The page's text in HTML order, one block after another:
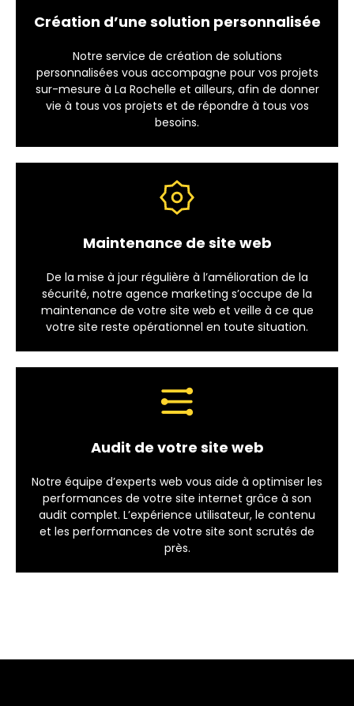
Création d’une solution personnalisée
Notre service de création de solutions
personnalisées vous accompagne pour vos projets
sur-mesure à La Rochelle et ailleurs, afin de donner
vie à tous vos projets et de répondre à tous vos
besoins.
Maintenance de site web
De la mise à jour régulière à l’amélioration de la
sécurité, notre agence marketing s’occupe de la
maintenance de votre site web et veille à ce que
votre site reste opérationnel en toute situation.
Audit de votre site web
Notre équipe d’experts web vous aide à optimiser les
performances de votre site internet grâce à son
audit complet. L’expérience utilisateur, le contenu
et les performances de votre site sont scrutés de
près.